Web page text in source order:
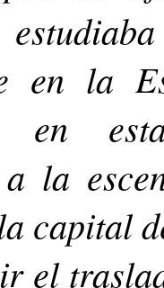
en la
en
la
capital
el